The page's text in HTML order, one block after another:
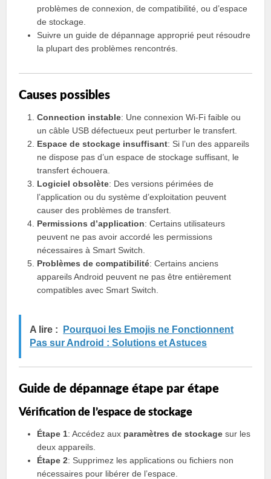
problèmes de connexion, de compatibilité, ou d’espace
de stockage.
Suivre un guide de dépannage approprié peut résoudre
la plupart des problèmes rencontrés.
Causes possibles
Connection instable: Une connexion Wi-Fi faible ou
un câble USB défectueux peut perturber le transfert.
Espace de stockage insuffisant: Si l’un des appareils
ne dispose pas d’un espace de stockage suffisant, le
transfert échouera.
Logiciel obsolète: Des versions périmées de
l’application ou du système d’exploitation peuvent
causer des problèmes de transfert.
Permissions d’application: Certains utilisateurs
peuvent ne pas avoir accordé les permissions
nécessaires à Smart Switch.
Problèmes de compatibilité: Certains anciens
appareils Android peuvent ne pas être entièrement
compatibles avec Smart Switch.
A lire :
Pourquoi les Emojis ne Fonctionnent
Pas sur Android : Solutions et Astuces
Guide de dépannage étape par étape
Vérification de l’espace de stockage
Étape 1: Accédez aux paramètres de stockage sur les
deux appareils.
Étape 2: Supprimez les applications ou fichiers non
nécessaires pour libérer de l’espace.